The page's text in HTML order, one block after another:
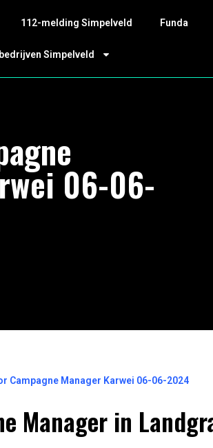
112-melding Simpelveld Funda
Simpelveld
06-06-
Campagne Manager Karwei 06-06-2024
Manager in